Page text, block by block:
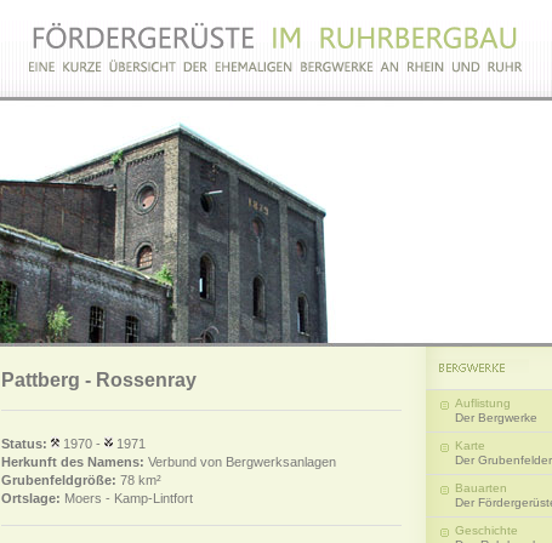
Pattberg - Rossenray
Status: 1970 -
1971
Herkunft des Namens: Verbund von Bergwerksanlagen
Grubenfeldgröße: 78 km²
Ortslage: Moers - Kamp-Lintfort
Auflistung
Der Bergwerke
Karte
Der Grubenfelder
Bauarten
Der
Geschichte